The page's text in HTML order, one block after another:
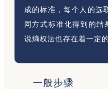
成的标准，每个人的选
同方式标准化得到的结
说熵权法也存在着一定的
一般步骤